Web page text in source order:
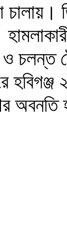
ও
অবনতি